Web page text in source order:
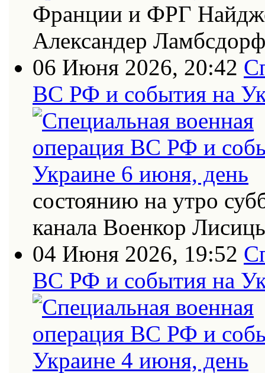
Франции и ФРГ
Александер
06 Июня 2026, 20:42
ВС РФ и события на
состоянию на утро
канала Военкор
04 Июня 2026, 19:52
ВС РФ и события на